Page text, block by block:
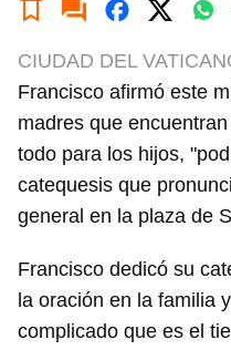
CIUDAD DEL
Francisco afirmó este
madres que
todo para los hijos,
catequesis que
general en la plaza de
Francisco dedicó su
la oración en la familia
complicado que es el